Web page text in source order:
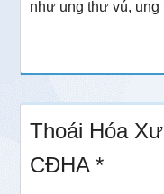
như ung thư vú,
Thoái Hóa
CĐHA *